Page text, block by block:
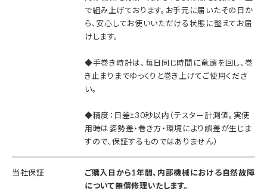
で組み上げております。お手元に届いたその日か
ら、安心してお使いいただける状態に整えてお届
けします。
◆手巻き時計は、毎日同じ時間に竜頭を回し、巻
き止まりまでゆっくりと巻き上げてご使用くださ
い。
◆精度：日差±30秒以内（テスター計測値。実使
用時は姿勢差・巻き方・環境により誤差が生じま
すので、保証するものではありません）
当社保証
ご購入日から1年間、内部機械における自然故障
について無償修理いたします。